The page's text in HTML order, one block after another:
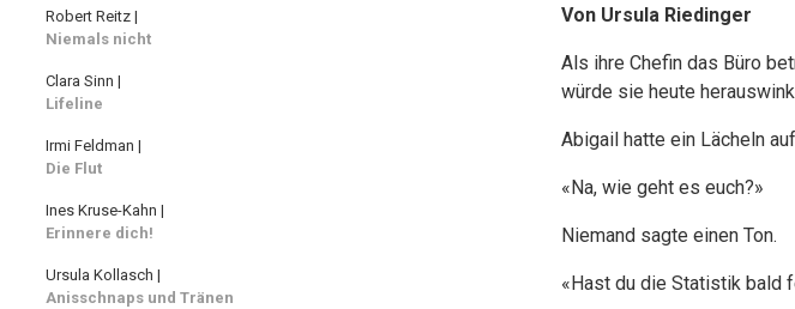
Von Ursula Riedinger
Als ihre Chefin das Büro
würde sie heute
Abigail hatte ein Lächeln
«Na, wie geht es euch?»
Niemand sagte einen Ton.
«Hast du die Statistik bald
Robert Reitz |
Niemals nicht
Clara Sinn |
Lifeline
Irmi Feldman |
Die Flut
Ines Kruse-Kahn |
Erinnere dich!
Ursula Kollasch |
Anisschnaps und Tränen